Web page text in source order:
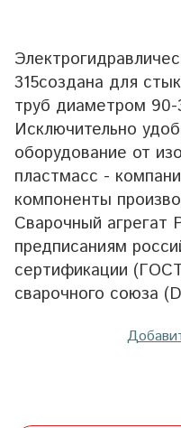
315создана для
труб диаметром
Исключительно
оборудование от
пластмасс -
компоненты
Сварочный агрегат
предписаниям
сертификации
сварочного союза